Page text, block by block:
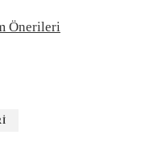
Önerileri